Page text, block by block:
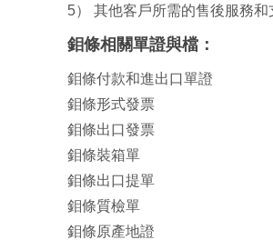
5） 其他客戶所需的售後服務和
鉬條相關單證與檔：
鉬條付款和進出口單證
鉬條形式發票
鉬條出口發票
鉬條裝箱單
鉬條出口提單
鉬條質檢單
鉬條原產地證